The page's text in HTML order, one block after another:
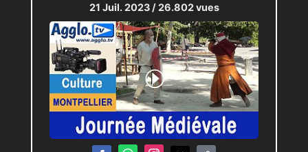
21 Juil. 2023 / 26.802 vues